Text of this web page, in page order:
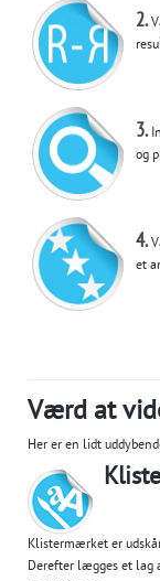
2.
3.
og
4.
et
Værd at
Her er en lidt
Klistermærket er
Derefter lægges et lag